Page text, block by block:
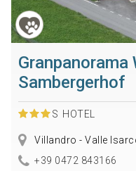
Granpanorama
Sambergerhof
S HOTEL
Villandro - Valle
+39 0472 843166